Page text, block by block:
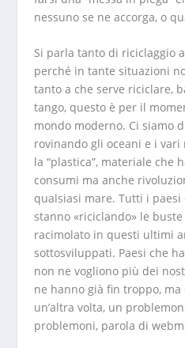
nessuno se ne accorga, o
Si parla tanto di riciclaggio
perché in tante situazioni
tanto a che serve riciclare,
tango, questo è per il
mondo moderno. Ci siamo
rovinando gli oceani e i
la “plastica”, materiale che
consumi ma anche
qualsiasi mare. Tutti i paesi
stanno «riciclando» le
racimolato in questi ultimi
sottosviluppati. Paesi che
non ne vogliono più dei
ne hanno già fin troppo,
un’altra volta, un
problemoni, parola di